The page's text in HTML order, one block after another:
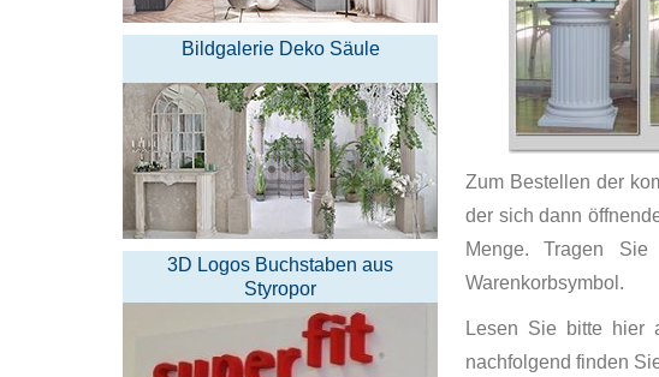
Zum Bestellen der
der sich dann
Menge. Tragen
Warenkorbsymbol.
Lesen Sie bitte hier
nachfolgend finden
Bildgalerie Deko Säule
3D Logos Buchstaben aus
Styropor